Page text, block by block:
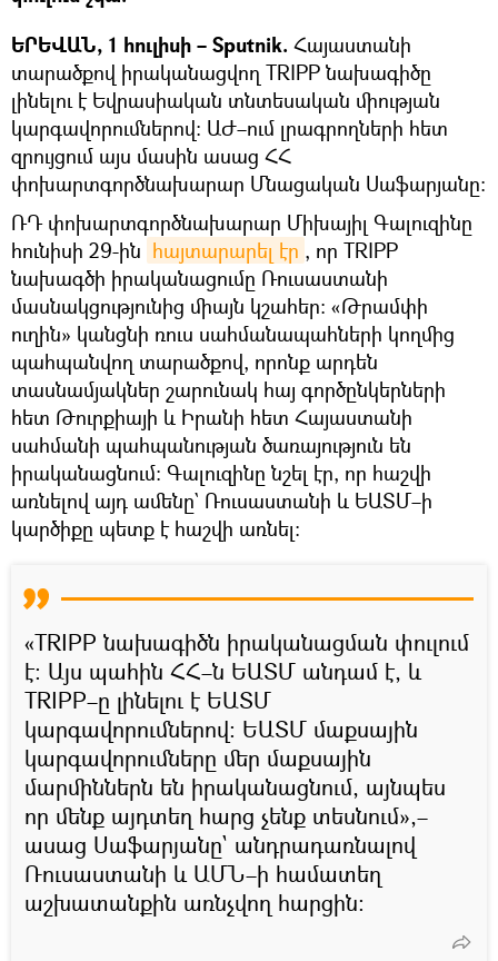
ԵՐԵՎԱՆ, 1 հուլիսի – Sputnik. Հայաստանի
տարածքով իրականացվող TRIPP նախագիծը
լինելու է Եվրասիական տնտեսական միության
կարգավորումներով։ ԱԺ–ում լրագրողների հետ
զրույցում այս մասին ասաց ՀՀ
փոխարտգործնախարար Մնացական Սաֆարյանը։
ՌԴ փոխարտգործնախարար Միխայիլ Գալուզինը
հունիսի 29-ին հայտարարել էր , որ TRIPP
նախագծի իրականացումը Ռուսաստանի
մասնակցությունից միայն կշահեր։ «Թրամփի
ուղին» կանցնի ռուս սահմանապահների կողմից
պահպանվող տարածքով, որոնք արդեն
տասնամյակներ շարունակ հայ գործընկերների
հետ Թուրքիայի և Իրանի հետ Հայաստանի
սահմանի պահպանության ծառայություն են
իրականացնում: Գալուզինը նշել էր, որ հաշվի
առնելով այդ ամենը` Ռուսաստանի և ԵԱՏՄ–ի
կարծիքը պետք է հաշվի առնել։
«TRIPP նախագիծն իրականացման փուլում
է։ Այս պահին ՀՀ–ն ԵԱՏՄ անդամ է, և
TRIPP–ը լինելու է ԵԱՏՄ
կարգավորումներով։ ԵԱՏՄ մաքսային
կարգավորումները մեր մաքսային
մարմիններն են իրականացնում, այնպես
որ մենք այդտեղ հարց չենք տեսնում»,–
ասաց Սաֆարյանը` անդրադառնալով
Ռուսաստանի և ԱՄՆ–ի համատեղ
աշխատանքին առնչվող հարցին։